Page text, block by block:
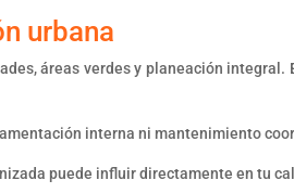
urbana
áreas verdes y planeación integral.
interna ni mantenimiento
puede influir directamente en tu